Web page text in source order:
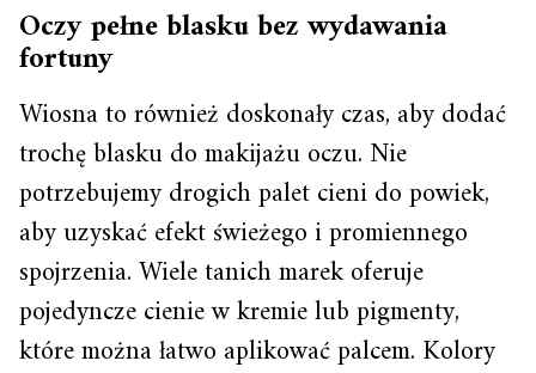
Oczy pełne blasku bez wydawania
fortuny
Wiosna to również doskonały czas, aby dodać
trochę blasku do makijażu oczu. Nie
potrzebujemy drogich palet cieni do powiek,
aby uzyskać efekt świeżego i promiennego
spojrzenia. Wiele tanich marek oferuje
pojedyncze cienie w kremie lub pigmenty,
które można łatwo aplikować palcem. Kolory